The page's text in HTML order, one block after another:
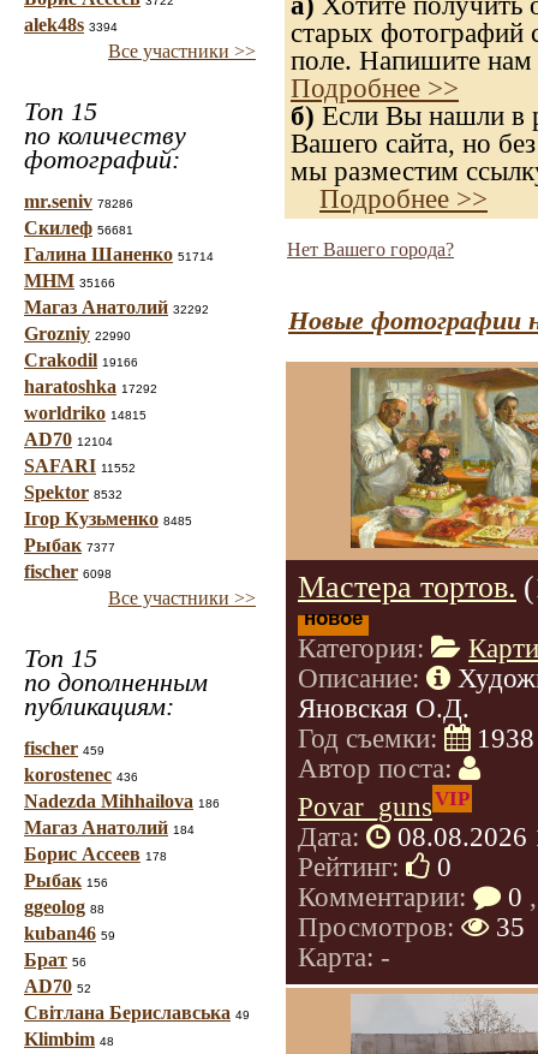
alek48s 3394
Все участники >>
Топ 15
по количеству
фотографий:
mr.seniv 78286
Скилеф 56681
Галина Шаненко 51714
МНМ 35166
Магаз Анатолий 32292
Grozniy 22990
Crakodil 19166
haratoshka 17292
worldriko 14815
AD70 12104
SAFARI 11552
Spektor 8532
Ігор Кузьменко 8485
Рыбак 7377
fischer 6098
Все участники >>
Топ 15
по дополненным
публикациям:
fischer 459
korostenec 436
Nadezda Mihhailova 186
Магаз Анатолий 184
Борис Ассеев 178
Рыбак 156
ggeolog 88
kuban46 59
Брат 56
AD70 52
Світлана Бериславська 49
Klimbim 48
старых фотографий
поле. Напишите нам
Подробнее >>
б) Если Вы нашли в
Вашего сайта, но
мы разместим
Подробнее >>
Нет Вашего города?
Новые фотографии
Мастера тортов.
новое
Категория:
Описание:
Яновская О.Д.
Год съемки:
1938
Автор поста:
Povar_gunsVIP
Дата:
08.08.2026
Рейтинг:
0
Комментарии:
0 ,
Просмотров:
35
Карта: -